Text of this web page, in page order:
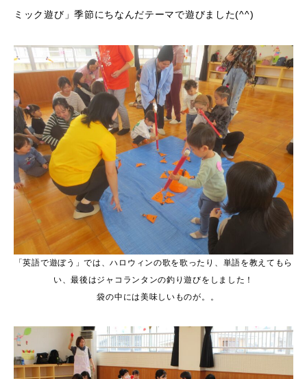
ミック遊び」季節にちなんだテーマで遊びました(^^)
「英語で遊ぼう」では、ハロウィンの歌を歌ったり、単語を教えてもら
い、最後はジャコランタンの釣り遊びをしました！
袋の中には美味しいものが。。